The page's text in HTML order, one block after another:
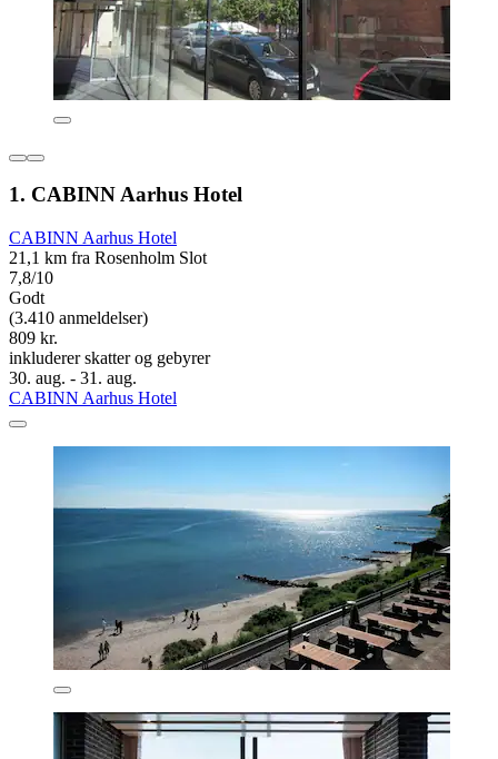
1. CABINN Aarhus Hotel
CABINN Aarhus Hotel
21,1 km fra Rosenholm Slot
7,8/10
Godt
(3.410 anmeldelser)
809 kr.
inkluderer skatter og gebyrer
30. aug. - 31. aug.
CABINN Aarhus Hotel